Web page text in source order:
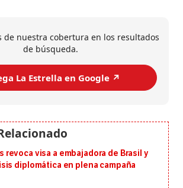
de nuestra cobertura en los resultados
de búsqueda.
La Estrella en Google ↗️
revoca visa a embajadora de Brasil y
diplomática en plena campaña